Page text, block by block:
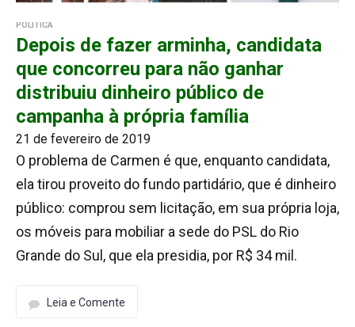
POLÍTICA
Depois de fazer arminha, candidata
que concorreu para não ganhar
distribuiu dinheiro público de
campanha à própria família
21 de fevereiro de 2019
O problema de Carmen é que, enquanto candidata,
ela tirou proveito do fundo partidário, que é dinheiro
público: comprou sem licitação, em sua própria loja,
os móveis para mobiliar a sede do PSL do Rio
Grande do Sul, que ela presidia, por R$ 34 mil.
Leia e Comente